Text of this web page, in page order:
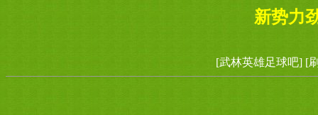
新势力
[武林英雄足球吧] [